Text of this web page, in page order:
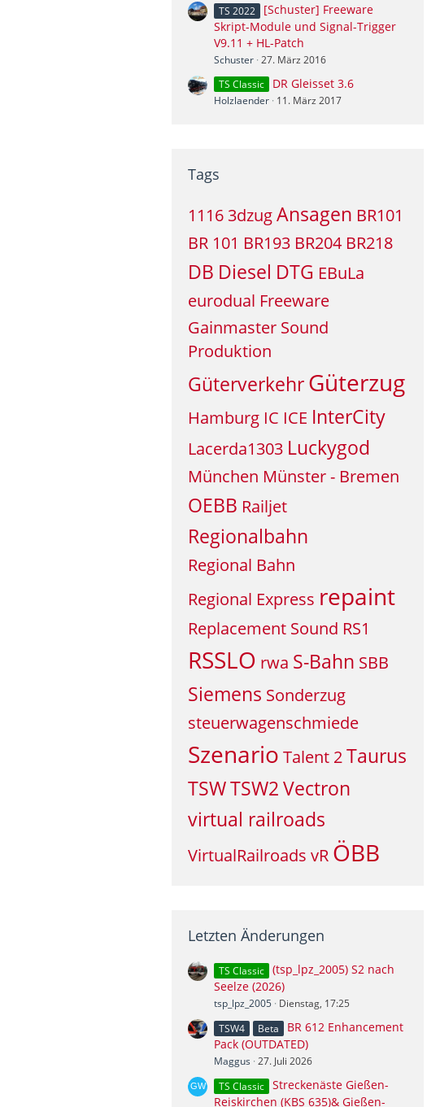
TS 2022
[Schuster] Freeware
Skript-Module und Signal-Trigger
V9.11 + HL-Patch
Schuster 27. März 2016
TS Classic
DR Gleisset 3.6
Holzlaender 11. März 2017
Tags
1116 3dzugAnsagen BR101
BR 101 BR193 BR204 BR218
DB Diesel DTG EBuLa
eurodual Freeware
Gainmaster Sound
Produktion
GüterverkehrGüterzug
Hamburg IC ICE InterCity
Lacerda1303 Luckygod
München Münster - Bremen
OEBB Railjet
Regionalbahn
Regional Bahn
Regional Express repaint
Replacement Sound RS1
RSSLO rwa S-Bahn SBB
Siemens Sonderzug
steuerwagenschmiede
Szenario Talent 2Taurus
TSWTSW2Vectron
virtual railroads
VirtualRailroads vR ÖBB
Letzten Änderungen
TS Classic (tsp_lpz_2005) S2 nach
Seelze (2026)
tsp_lpz_2005
Dienstag, 17:25
TSW4
Beta
BR 612 Enhancement
Pack (OUTDATED)
Maggus 27. Juli 2026
TS Classic Streckenäste Gießen-
Reiskirchen (KBS 635)& Gießen-